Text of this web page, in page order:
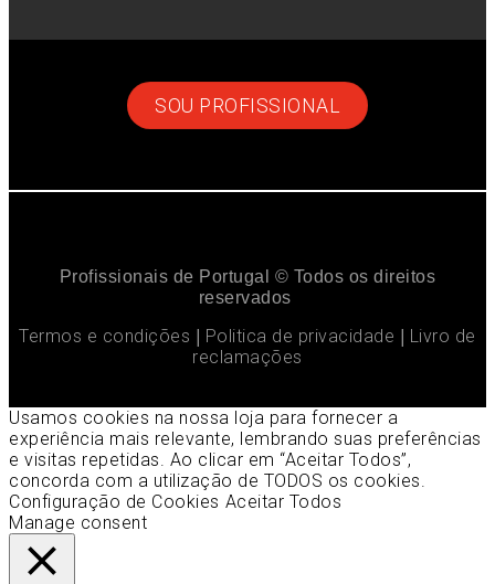
SOU PROFISSIONAL
Profissionais de Portugal © Todos os direitos
reservados
Termos e condições Politica de privacidade
Livro de
reclamações
Usamos cookies na nossa loja para fornecer a
experiência mais relevante, lembrando suas preferências
e visitas repetidas. Ao clicar em “Aceitar Todos”,
concorda com a utilização de TODOS os cookies.
Configuração de Cookies Aceitar Todos
Manage consent